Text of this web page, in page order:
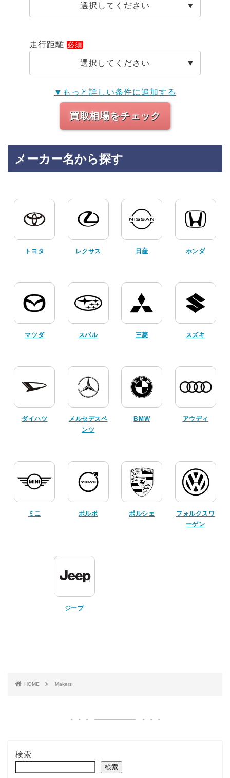
選択してください
走行距離
選択してください
▼もっと詳しい条件に追加する
買取相場をチェック
メーカー名から探す
トヨタ レクサス 日産 ホンダ
マツダ スバル 三菱 スズキ
ダイハツ
メルセデスベ
ンツ
BMW アウディ
ミニ ボルボ ポルシェ
フォルクスワ
ーゲン
ジープ
HOME Makers
検索
検索